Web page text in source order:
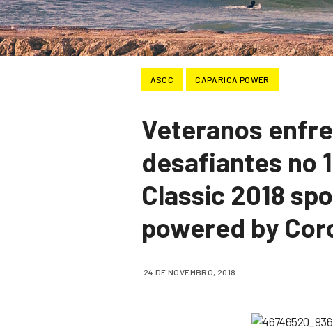
ASCC CAPARICA POWER
Veteranos
desafiantes no
Classic 2018
powered by
24 DE NOVEMBRO, 2018